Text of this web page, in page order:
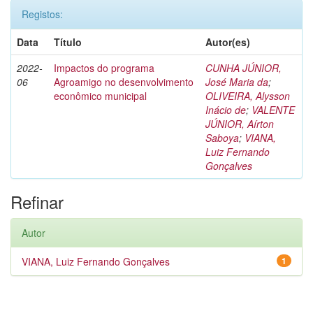
Registos:
Data
Título
Autor(es)
2022-
06
Impactos do programa
Agroamigo no desenvolvimento
econômico municipal
CUNHA JÚNIOR,
José Maria da;
OLIVEIRA, Alysson
Inácio de; VALENTE
JÚNIOR, Aírton
Saboya; VIANA,
Luiz Fernando
Gonçalves
Refinar
Autor
1
VIANA, Luiz Fernando Gonçalves